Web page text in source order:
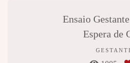
Ensaio
Espera de